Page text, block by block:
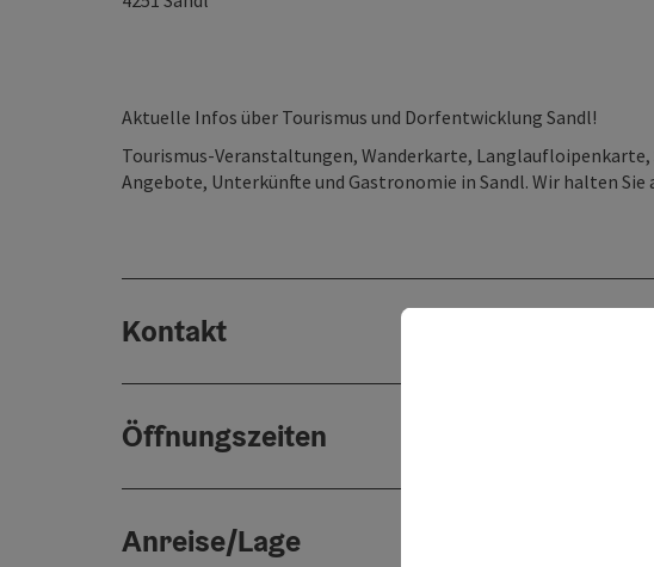
Aktuelle Infos über Tourismus und Dorfentwicklung Sandl!
Tourismus-Veranstaltungen, Wanderkarte,
Angebote, Unterkünfte und Gastronomie in Sandl. Wir halten Sie
Kontakt
Öffnungszeiten
Anreise/Lage